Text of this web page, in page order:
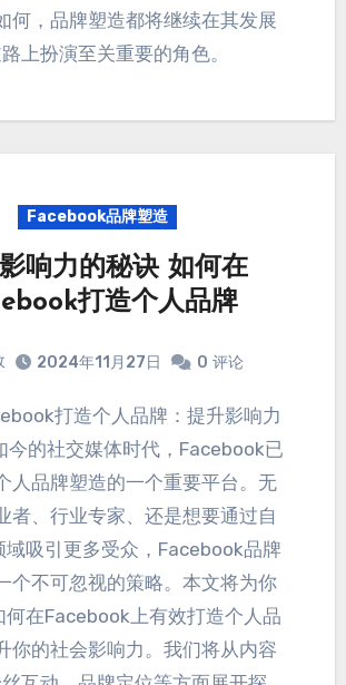
何， 品牌塑造都将继续在其发展
上扮演至关重要的角色。
Facebook品牌塑造
响力的秘诀 如何在
打造个人品牌
2024年11月27日 0 评论
打造个人品牌 ： 提升影响力
今的社交媒体时代 ， Facebook已
人品牌塑造的一个重要平台。 无
者、 行业专家、 还是想要通过自
域吸引更多受众 ， Facebook品牌
个不可忽视的策略。 本文将为你
何在Facebook上有效打造个人品
你的社会影响力。 我们将从内容